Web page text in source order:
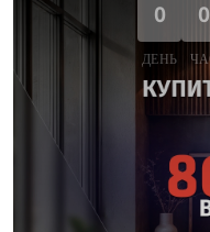
0
ДЕНЬ
0